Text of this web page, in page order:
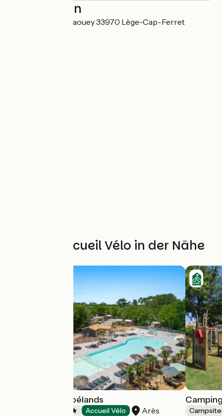
Localisation
Allée R. Cazalet Claouey 33970 Lège-Cap-Ferret
Weitere Accueil Vélo in der Nähe
Camping Les Goélands
Accueil Vélo Arès